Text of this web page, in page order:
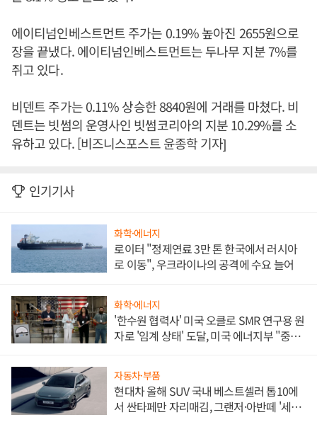
에이티넘인베스트먼트 주가는 0.19% 높아진 2655원으로
장을 끝냈다. 에이티넘인베스트먼트는 두나무 지분 7%를
쥐고 있다.
비덴트 주가는 0.11% 상승한 8840원에 거래를 마쳤다. 비
덴트는 빗썸의 운영사인 빗썸코리아의 지분 10.29%를 소
유하고 있다. [비즈니스포스트 윤종학 기자]
인기기사
화학·에너지
로이터 "정제연료 3만 톤 한국에서 러시아
로 이동", 우크라이나의 공격에 수요 늘어
화학·에너지
'한수원 협력사' 미국 오클로 SMR 연구용 원
자로 '임계 상태' 도달, 미국 에너지부 "중요
자동차·부품
현대차 올해 SUV 국내 베스트셀러 톱10에
서 싼타페만 자리매김, 그랜저·아반떼 '세단